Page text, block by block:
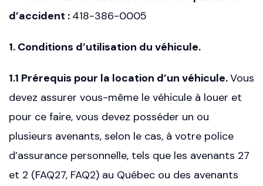
d’accident : 418-386-0005
1. Conditions d’utilisation du véhicule.
1.1 Prérequis pour la location d’un véhicule.Vous
devez assurer vous-même le véhicule à louer et
pour ce faire, vous devez posséder un ou
plusieurs avenants, selon le cas, à votre police
d’assurance personnelle, tels que les avenants 27
et 2 (FAQ27, FAQ2) au Québec ou des avenants